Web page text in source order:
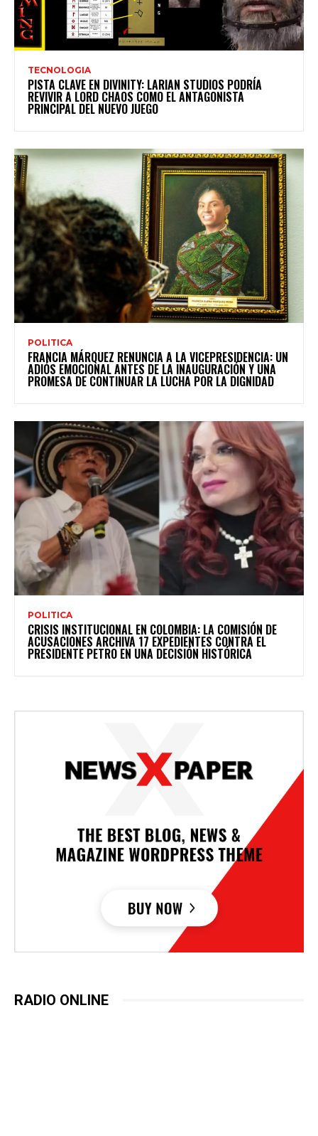
TECNOLOGIA
PISTA CLAVE EN DIVINITY: LARIAN STUDIOS PODRÍA
REVIVIR A LORD CHAOS COMO EL ANTAGONISTA
PRINCIPAL DEL NUEVO JUEGO
POLITICA
FRANCIA MÁRQUEZ RENUNCIA A LA VICEPRESIDENCIA: UN
ADIÓS EMOCIONAL ANTES DE LA INAUGURACIÓN Y UNA
PROMESA DE CONTINUAR LA LUCHA POR LA DIGNIDAD
POLITICA
CRISIS INSTITUCIONAL EN COLOMBIA: LA COMISIÓN DE
ACUSACIONES ARCHIVA 17 EXPEDIENTES CONTRA EL
PRESIDENTE PETRO EN UNA DECISIÓN HISTÓRICA
RADIO ONLINE